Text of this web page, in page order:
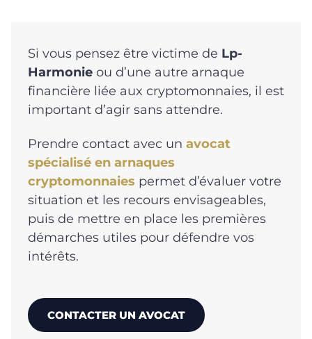
Si vous pensez être victime de Lp-
Harmonie ou d’une autre arnaque
financière liée aux cryptomonnaies, il est
important d’agir sans attendre.
Prendre contact avec un avocat
spécialisé en arnaques
cryptomonnaies permet d’évaluer votre
situation et les recours envisageables,
puis de mettre en place les premières
démarches utiles pour défendre vos
intérêts.
CONTACTER UN AVOCAT